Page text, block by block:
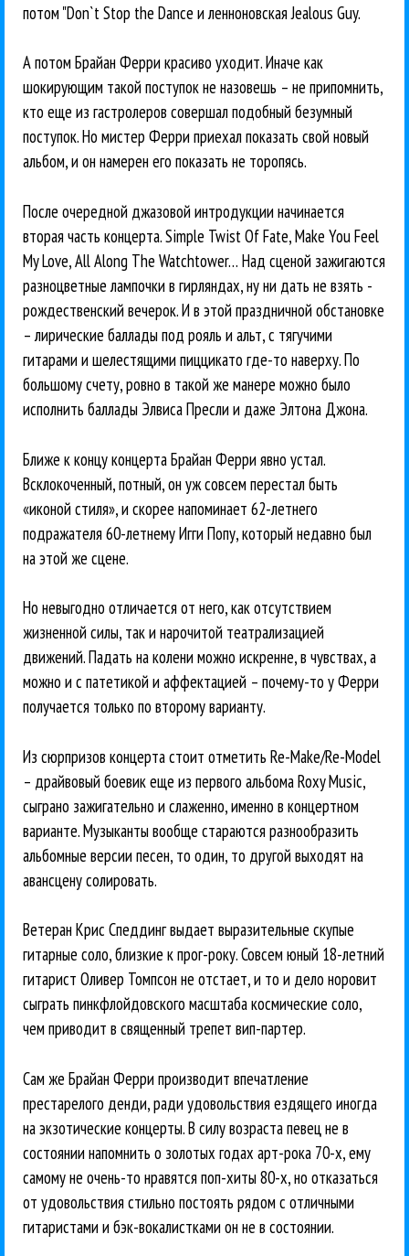
потом "Don`t Stop the Dance и ленноновская Jealous Guy.
А потом Брайан Ферри красиво уходит. Иначе как
шокирующим такой поступок не назовешь – не припомнить,
кто еще из гастролеров совершал подобный безумный
поступок. Но мистер Ферри приехал показать свой новый
альбом, и он намерен его показать не торопясь.
После очередной джазовой интродукции начинается
вторая часть концерта. Simple Twist Of Fate, Make You Feel
My Love, All Along The Watchtower… Над сценой зажигаются
разноцветные лампочки в гирляндах, ну ни дать не взять -
рождественский вечерок. И в этой праздничной обстановке
– лирические баллады под рояль и альт, с тягучими
гитарами и шелестящими пиццикато где-то наверху. По
большому счету, ровно в такой же манере можно было
исполнить баллады Элвиса Пресли и даже Элтона Джона.
Ближе к концу концерта Брайан Ферри явно устал.
Всклокоченный, потный, он уж совсем перестал быть
«иконой стиля», и скорее напоминает 62-летнего
подражателя 60-летнему Игги Попу, который недавно был
на этой же сцене.
Но невыгодно отличается от него, как отсутствием
жизненной силы, так и нарочитой театрализацией
движений. Падать на колени можно искренне, в чувствах, а
можно и с патетикой и аффектацией – почему-то у Ферри
получается только по второму варианту.
Из сюрпризов концерта стоит отметить Re-Make/Re-Model
– драйвовый боевик еще из первого альбома Roxy Music,
сыграно зажигательно и слаженно, именно в концертном
варианте. Музыканты вообще стараются разнообразить
альбомные версии песен, то один, то другой выходят на
авансцену солировать.
Ветеран Крис Спеддинг выдает выразительные скупые
гитарные соло, близкие к прог-року. Совсем юный 18-летний
гитарист Оливер Томпсон не отстает, и то и дело норовит
сыграть пинкфлойдовского масштаба космические соло,
чем приводит в священный трепет вип-партер.
Сам же Брайан Ферри производит впечатление
престарелого денди, ради удовольствия ездящего иногда
на экзотические концерты. В силу возраста певец не в
состоянии напомнить о золотых годах арт-рока 70-х, ему
самому не очень-то нравятся поп-хиты 80-х, но отказаться
от удовольствия стильно постоять рядом с отличными
гитаристами и бэк-вокалистками он не в состоянии.